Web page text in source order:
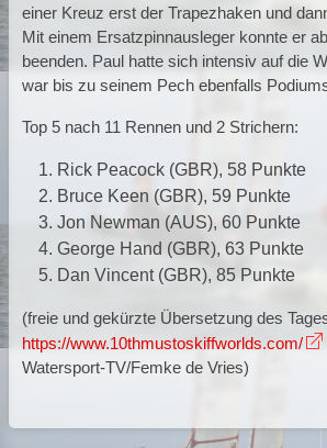
einer Kreuz erst der Trapezhaken und
Mit einem Ersatzpinnausleger konnte er
beenden. Paul hatte sich intensiv auf die
war bis zu seinem Pech ebenfalls
Top 5 nach 11 Rennen und 2 Strichern:
Rick Peacock (GBR), 58 Punkte
Bruce Keen (GBR), 59 Punkte
Jon Newman (AUS), 60 Punkte
George Hand (GBR), 63 Punkte
Dan Vincent (GBR), 85 Punkte
(freie und gekürzte Übersetzung des
https://www.10thmustoskiffworlds.com/
Watersport-TV/Femke de Vries)